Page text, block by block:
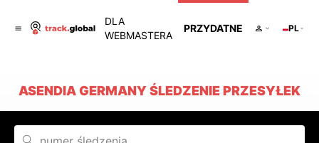
DLA
WEBMASTERA
PRZYDATNE PL
ASENDIA GERMANY ŚLEDZENIE PRZESYŁEK